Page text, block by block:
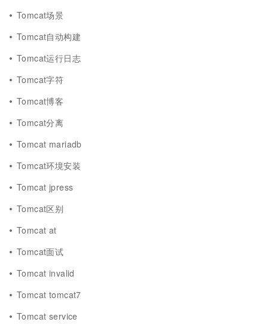
Tomcat场景
Tomcat自动构建
Tomcat运行日志
Tomcat字符
Tomcat博客
Tomcat分离
Tomcat mariadb
Tomcat环境安装
Tomcat jpress
Tomcat区别
Tomcat at
Tomcat面试
Tomcat invalid
Tomcat tomcat7
Tomcat service